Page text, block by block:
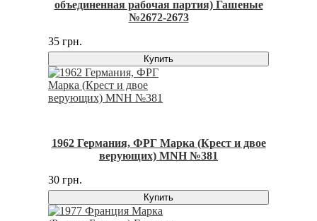
объединенная рабочая партия) Гашеные
№2672-2673
35 грн.
Купить
1962 Германия, ФРГ Марка (Крест и двое
верующих) MNH №381
30 грн.
Купить